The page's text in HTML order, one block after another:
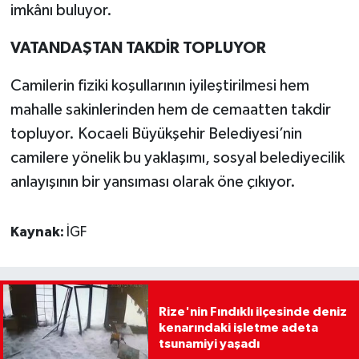
imkânı buluyor.
VATANDAŞTAN TAKDİR TOPLUYOR
Camilerin fiziki koşullarının iyileştirilmesi hem
mahalle sakinlerinden hem de cemaatten takdir
topluyor. Kocaeli Büyükşehir Belediyesi’nin
camilere yönelik bu yaklaşımı, sosyal belediyecilik
anlayışının bir yansıması olarak öne çıkıyor.
Kaynak: İGF
Rize'nin Fındıklı ilçesinde deniz
kenarındaki işletme adeta
tsunamiyi yaşadı